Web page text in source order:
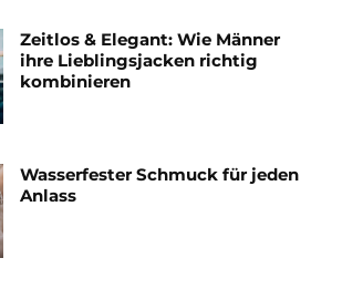
Zeitlos & Elegant: Wie Männer
ihre Lieblingsjacken richtig
kombinieren
Wasserfester Schmuck für jeden
Anlass